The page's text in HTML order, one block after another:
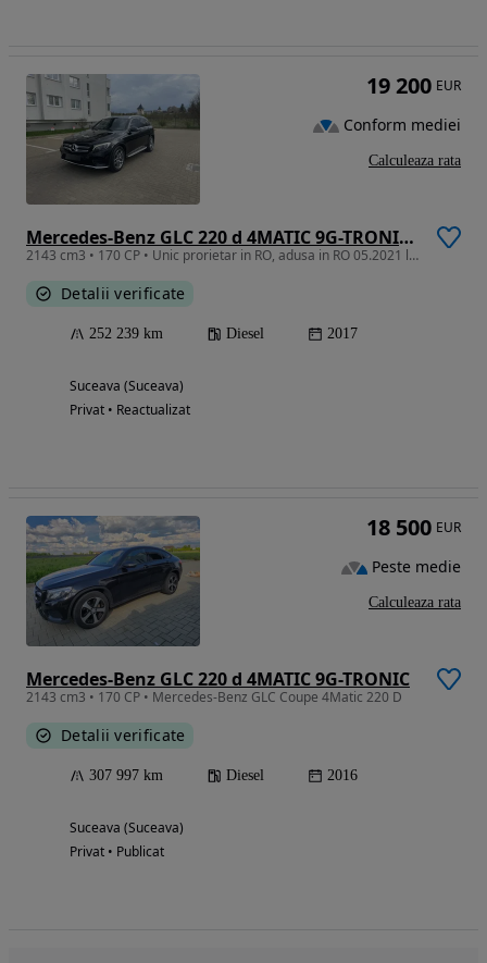
Mercedes-Benz GLC 220 d 4MATIC 9G-TRONIC AMG Line
2143 cm3 • 170 CP • Unic prorietar in RO, adusa in RO 05.2021 la 144000 km.
Detalii verificate
252 239 km Diesel 2017
Suceava (Suceava)
Privat • Reactualizat
19 200 EUR
Conform mediei
Calculeaza rata
Mercedes-Benz GLC 220 d 4MATIC 9G-TRONIC
2143 cm3 • 170 CP • Mercedes-Benz GLC Coupe 4Matic 220 D
Detalii verificate
307 997 km Diesel 2016
Suceava (Suceava)
Privat • Publicat
18 500 EUR
Peste medie
Calculeaza rata